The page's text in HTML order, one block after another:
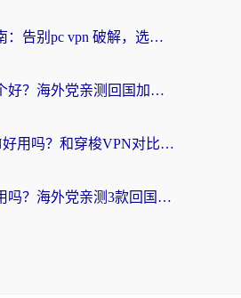
海外党避坑指南：告别pc vpn 破解，选对回国加速器轻松访问国内资源
穿梭和海龟哪个好？海外党亲测回国加速器，附电脑免费VPN推荐
Quickback VPN好用吗？和穿梭VPN对比哪个回国效果更好？海外党必看的真实测评与选择指南
穿梭和快喵好用吗？海外党亲测3款回国加速器，附日本回国VPN避坑指南